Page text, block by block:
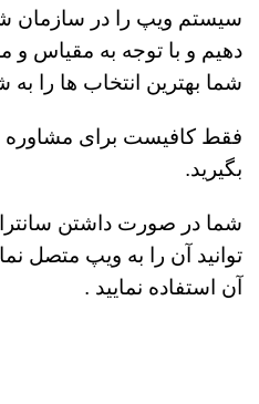
سیستم ویپ را در سازمان
دهیم و با توجه به مقیاس
شما بهترین انتخاب ها را به
فقط کافیست برای مشاوره
بگیرید.
شما در صورت داشتن
توانید آن را به ویپ متصل
آن استفاده نمایید .